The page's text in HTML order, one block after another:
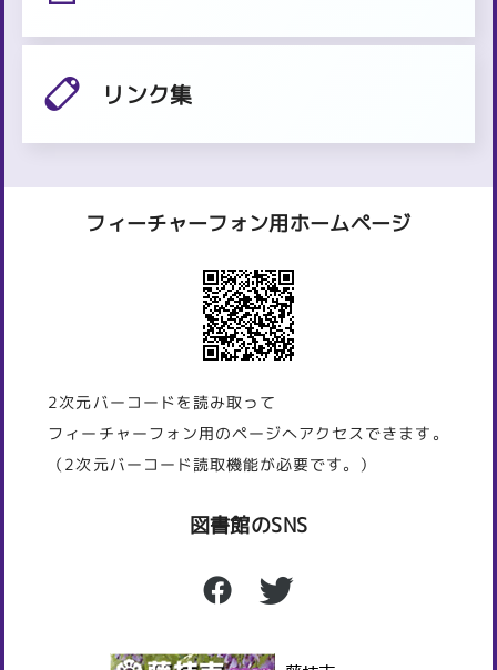
リンク集
フィーチャーフォン用ホームページ
2次元バーコードを読み取って
フィーチャーフォン用のページへアクセスできます。
（2次元バーコード読取機能が必要です。）
図書館のSNS